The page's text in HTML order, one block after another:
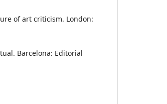
of art criticism. London:
Barcelona: Editorial